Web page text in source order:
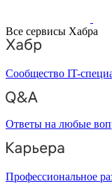
Все сервисы Хабра
Сообщество IT-
Ответы на любые
Профессиональное